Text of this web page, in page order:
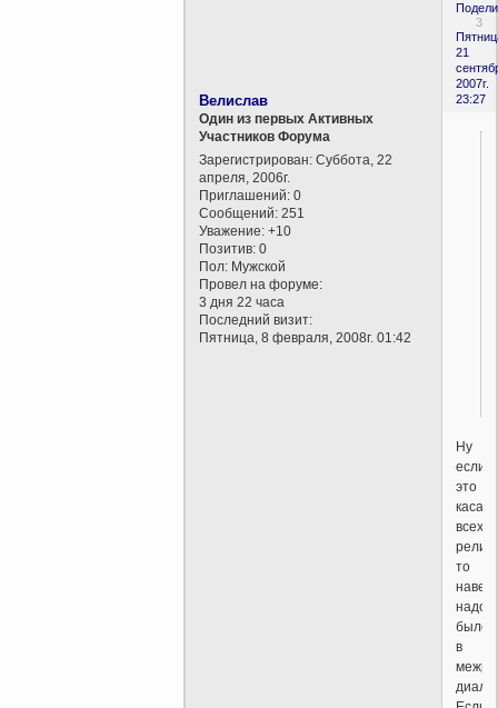
3
21
2007г.
23:27
Велислав
Один из первых Активных
Участников Форума
Зарегистрирован: Суббота, 22
апреля, 2006г.
Приглашений: 0
Сообщений: 251
Уважение: +10
Позитив: 0
Пол: Мужской
Провел на форуме:
3 дня 22 часа
Последний визит:
Пятница, 8 февраля, 2008г. 01:42
Ну
если
это
всех
то
надо
было
в